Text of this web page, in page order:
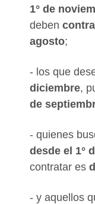
1° de
deben
agosto;
- los que
diciembre,
de
- quienes
desde el 1°
contratar es
- y aquellos